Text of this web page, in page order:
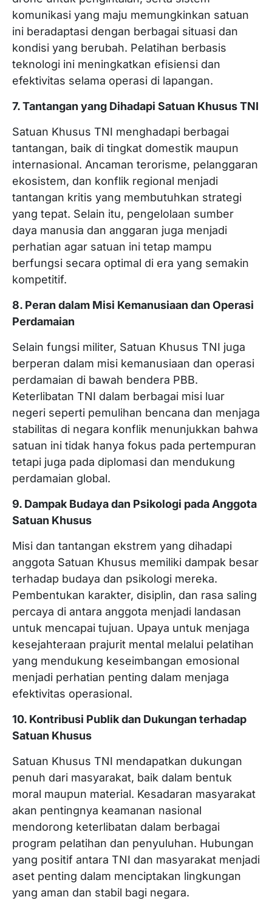
komunikasi yang maju memungkinkan satuan
ini beradaptasi dengan berbagai situasi dan
kondisi yang berubah. Pelatihan berbasis
teknologi ini meningkatkan efisiensi dan
efektivitas selama operasi di lapangan.
7. Tantangan yang Dihadapi Satuan Khusus TNI
Satuan Khusus TNI menghadapi berbagai
tantangan, baik di tingkat domestik maupun
internasional. Ancaman terorisme, pelanggaran
ekosistem, dan konflik regional menjadi
tantangan kritis yang membutuhkan strategi
yang tepat. Selain itu, pengelolaan sumber
daya manusia dan anggaran juga menjadi
perhatian agar satuan ini tetap mampu
berfungsi secara optimal di era yang semakin
kompetitif.
8. Peran dalam Misi Kemanusiaan dan Operasi
Perdamaian
Selain fungsi militer, Satuan Khusus TNI juga
berperan dalam misi kemanusiaan dan operasi
perdamaian di bawah bendera PBB.
Keterlibatan TNI dalam berbagai misi luar
negeri seperti pemulihan bencana dan menjaga
stabilitas di negara konflik menunjukkan bahwa
satuan ini tidak hanya fokus pada pertempuran
tetapi juga pada diplomasi dan mendukung
perdamaian global.
9. Dampak Budaya dan Psikologi pada Anggota
Satuan Khusus
Misi dan tantangan ekstrem yang dihadapi
anggota Satuan Khusus memiliki dampak besar
terhadap budaya dan psikologi mereka.
Pembentukan karakter, disiplin, dan rasa saling
percaya di antara anggota menjadi landasan
untuk mencapai tujuan. Upaya untuk menjaga
kesejahteraan prajurit mental melalui pelatihan
yang mendukung keseimbangan emosional
menjadi perhatian penting dalam menjaga
efektivitas operasional.
10. Kontribusi Publik dan Dukungan terhadap
Satuan Khusus
Satuan Khusus TNI mendapatkan dukungan
penuh dari masyarakat, baik dalam bentuk
moral maupun material. Kesadaran masyarakat
akan pentingnya keamanan nasional
mendorong keterlibatan dalam berbagai
program pelatihan dan penyuluhan. Hubungan
yang positif antara TNI dan masyarakat menjadi
aset penting dalam menciptakan lingkungan
yang aman dan stabil bagi negara.